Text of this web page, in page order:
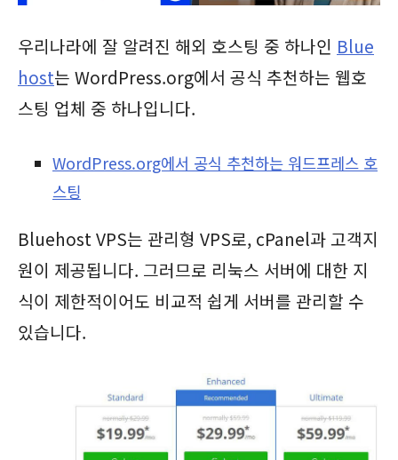
우리나라에 잘 알려진 해외 호스팅 중 하나인 Blue
host는 WordPress.org에서 공식 추천하는 웹호
스팅 업체 중 하나입니다.
WordPress.org에서 공식 추천하는 워드프레스 호
스팅
Bluehost VPS는 관리형 VPS로, cPanel과 고객지
원이 제공됩니다. 그러므로 리눅스 서버에 대한 지
식이 제한적이어도 비교적 쉽게 서버를 관리할 수
있습니다.